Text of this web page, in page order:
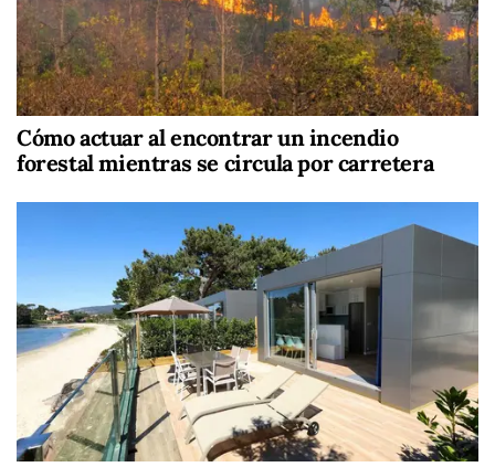
Cómo actuar al encontrar un incendio
forestal mientras se circula por carretera